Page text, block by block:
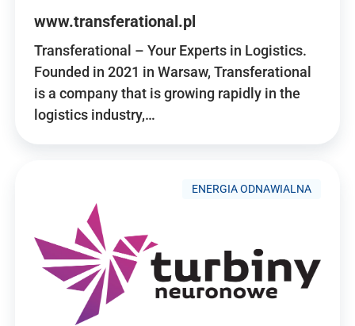
www.transferational.pl
Transferational – Your Experts in Logistics.
Founded in 2021 in Warsaw, Transferational
is a company that is growing rapidly in the
logistics industry,…
ENERGIA ODNAWIALNA